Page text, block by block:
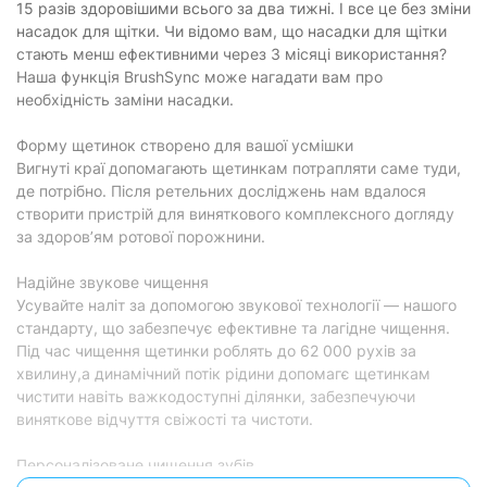
Час роботи на
одному заряді:
14 днів
Бездротове
заряджання:
так
Особливості
Таймер:
так
Індикатор
зношування
насадок:
так
Фізичні характеристики
Кількість насадок у
комплекті:
1 шт
Колір: Black/White
15 разів здоровішими всього за два тижні. І все це без зміни
насадок для щітки. Чи відомо вам, що насадки для щітки
стають менш ефективними через 3 місяці використання?
Наша функція BrushSync може нагадати вам про
необхідність заміни насадки.
Форму щетинок створено для вашої усмішки
Вигнуті краї допомагають щетинкам потрапляти саме туди,
де потрібно. Після ретельних досліджень нам вдалося
створити пристрій для виняткового комплексного догляду
за здоров’ям ротової порожнини.
Надійне звукове чищення
Усувайте наліт за допомогою звукової технології — нашого
стандарту, що забезпечує ефективне та лагідне чищення.
Під час чищення щетинки роблять до 62 000 рухів за
хвилину,а динамічний потік рідини допомагє щетинкам
чистити навіть важкодоступні ділянки, забезпечуючи
виняткове відчуття свіжості та чистоти.
Персоналізоване чищення зубів